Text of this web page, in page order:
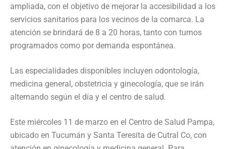
ampliada, con el objetivo de mejorar la accesibilidad a los
servicios sanitarios para los vecinos de la comarca. La
atención se brindará de 8 a 20 horas, tanto con turnos
programados como por demanda espontánea.
Las especialidades disponibles incluyen odontología,
medicina general, obstetricia y ginecología, que se irán
alternando según el día y el centro de salud.
Este miércoles 11 de marzo en el Centro de Salud Pampa,
ubicado en Tucumán y Santa Teresita de Cutral Co, con